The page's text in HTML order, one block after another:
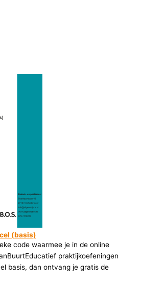
(basis)
code waarmee je in de online
praktijkoefeningen
basis, dan ontvang je gratis de